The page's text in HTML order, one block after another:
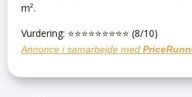
m².
Vurdering: ⭐️⭐️⭐️⭐️⭐️⭐️⭐️⭐️⭐️ (8/10)
Annonce i samarbejde med